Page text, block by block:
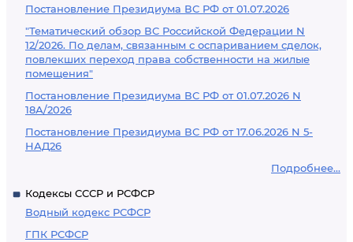
Постановление Президиума ВС РФ от 01.07.2026
"Тематический обзор ВС Российской Федерации N
12/2026. По делам, связанным с оспариванием сделок,
повлекших переход права собственности на жилые
помещения"
Постановление Президиума ВС РФ от 01.07.2026 N
18А/2026
Постановление Президиума ВС РФ от 17.06.2026 N 5-
НАД26
Подробнее...
Кодексы СССР и РСФСР
Водный кодекс РСФСР
ГПК РСФСР